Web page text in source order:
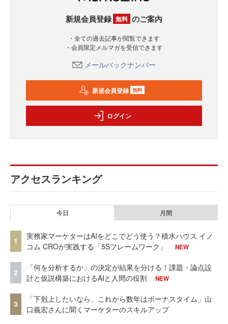
新規会員登録 無料 のご案内
・全ての過去記事が閲覧できます
・会員限定メルマガを受信できます
メールバックナンバー
新規会員登録 無料
ログイン
アクセスランキング
今日 月間
1
実務家マーケターはAIをどこでどう使う？積水ハウス イノ
コム CROが実践する「5Sフレームワーク」
NEW
2
「何を分析するか」の決定が結果を分ける！課題・論点設
計と仮説構築におけるAIと人間の役割
NEW
3
「下剋上したいなら、これから数年はボーナスタイム」山
口義宏さんに聞くマーケターのスキルアップ